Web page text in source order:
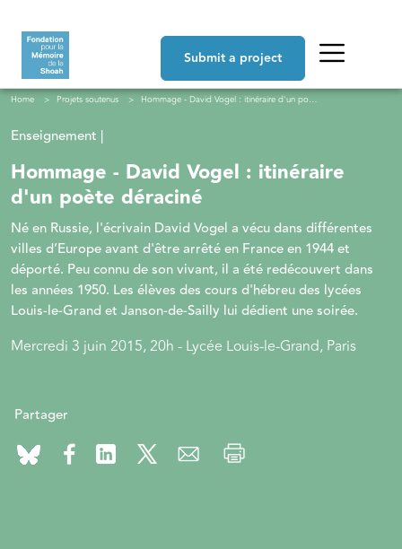
Submit a project
Breadcrumb
Home Projets soutenus Hommage - David Vogel : itinéraire d'un poète déraciné
Enseignement |
Hommage - David Vogel : itinéraire
d'un poète déraciné
Né en Russie, l'écrivain David Vogel a vécu dans différentes
villes d’Europe avant d'être arrêté en France en 1944 et
déporté. Peu connu de son vivant, il a été redécouvert dans
les années 1950. Les élèves des cours d'hébreu des lycées
Louis-le-Grand et Janson-de-Sailly lui dédient une soirée.
Mercredi 3 juin 2015, 20h - Lycée Louis-le-Grand, Paris
Partager